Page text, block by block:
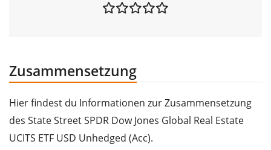
Zusammensetzung
Hier findest du Informationen zur Zusammensetzung
des State Street SPDR Dow Jones Global Real Estate
UCITS ETF USD Unhedged (Acc).